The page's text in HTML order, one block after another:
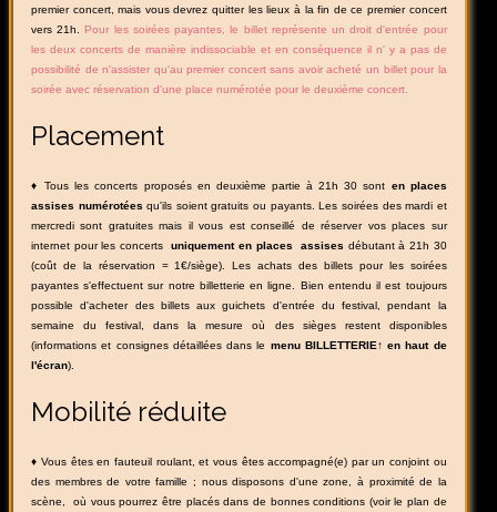
premier concert, mais vous devrez quitter les lieux à la fin de ce premier concert
vers 21h.
Pour les soirées payantes, le billet représente un droit d'entrée pour
les deux concerts de manière indissociable et en conséquence il n' y a pas de
possibilité de n'assister qu'au premier concert sans avoir acheté un billet pour la
soirée avec réservation d'une place numérotée pour le deuxième concert.
Placement
♦ Tous les concerts proposés en deuxième partie à 21h 30 sont en places
assises numérotées qu'ils soient gratuits ou payants. Les soirées des mardi et
mercredi sont gratuites mais il vous est conseillé de réserver vos places sur
internet pour les concerts
uniquementen places assises débutant à 21h 30
(coût de la réservation = 1€/siège). Les achats des billets pour les soirées
payantes s'effectuent sur notre billetterie en ligne. Bien entendu il est toujours
possible d'acheter des billets aux guichets d'entrée du festival, pendant la
semaine du festival, dans la mesure où des sièges restent disponibles
(informations et consignes détaillées dans le menu BILLETTERIE↑ en haut de
l'écran).
Mobilité réduite
♦ Vous êtes en fauteuil roulant, et vous êtes accompagné(e) par un conjoint ou
des membres de votre famille ; nous disposons d'une zone, à proximité de la
scène, où vous pourrez être placés dans de bonnes conditions (voir le plan de